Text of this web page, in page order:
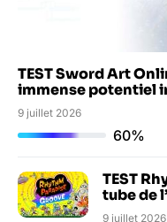
TEST Sword Art
immense potentiel
9 juillet 2026
60%
TEST
tube de
9 juillet 2026